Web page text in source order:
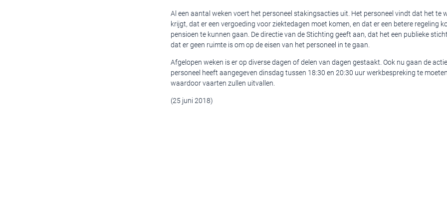
Al een aantal weken voert het personeel stakingsacties uit. Het personeel vindt dat het te
krijgt, dat er een vergoeding voor ziektedagen moet komen, en dat er een betere regeling
pensioen te kunnen gaan. De directie van de Stichting geeft aan, dat het een publieke
dat er geen ruimte is om op de eisen van het personeel in te gaan.
Afgelopen weken is er op diverse dagen of delen van dagen gestaakt. Ook nu gaan de
personeel heeft aangegeven dinsdag tussen 18:30 en 20:30 uur werkbespreking te
waardoor vaarten zullen uitvallen.
(25 juni 2018)